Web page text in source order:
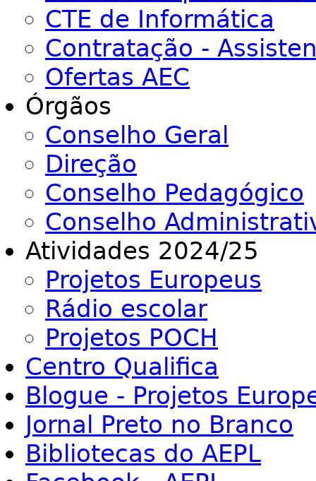
CTE de Informática
Contratação -
Ofertas AEC
Órgãos
Conselho Geral
Direção
Conselho Pedagógico
Conselho
Atividades 2024/25
Projetos Europeus
Rádio escolar
Projetos POCH
Centro Qualifica
Blogue - Projetos
Jornal Preto no Branco
Bibliotecas do AEPL